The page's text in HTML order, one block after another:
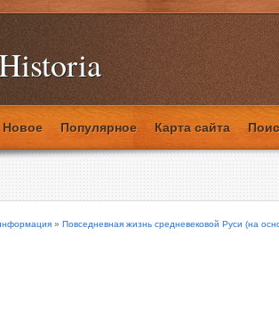
Новое Популярное Карта сайта
» Повседневная жизнь средневековой Руси (на